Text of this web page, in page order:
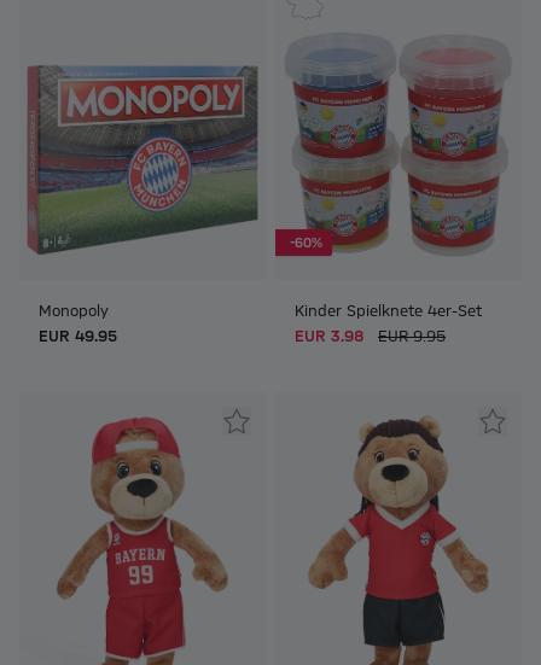
Monopoly
EUR 49.95
-60%
Kinder Spielknete 4er-Set
EUR 3.98
EUR 9.95